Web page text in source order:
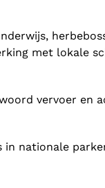
met lokale
vervoer en
nationale